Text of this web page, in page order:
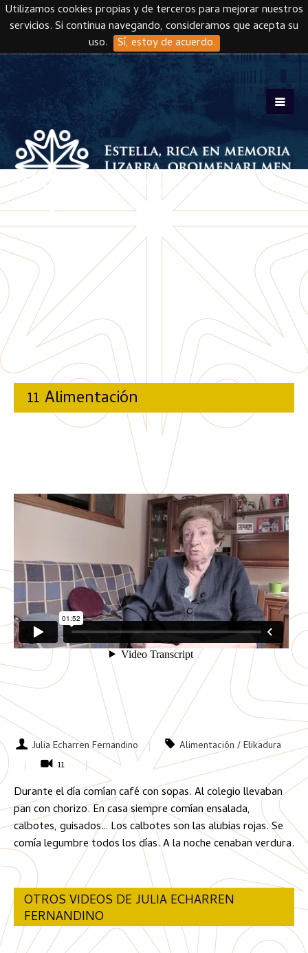
Utilizamos cookies propias y de terceros para mejorar nuestros
servicios. Si continua navegando, consideramos que acepta su
uso. Sí, estoy de acuerdo.
Skip to main content
11 Alimentación
Julia Echarren Fernandino
Alimentación / Elikadura
11
Durante el día comían café con sopas. Al colegio llevaban
pan con chorizo. En casa siempre comían ensalada,
calbotes, guisados… Los calbotes son las alubias rojas. Se
comía legumbre todos los días. A la noche cenaban verdura.
OTROS VIDEOS DE JULIA ECHARREN
FERNANDINO